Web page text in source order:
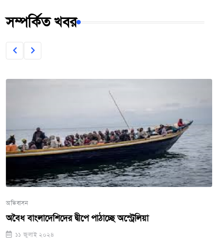
সম্পর্কিত খবর
অভিবাসন
অবৈধ বাংলাদেশিদের দ্বীপে পাঠাচ্ছে অস্ট্রেলিয়া
১১ জুলাই ২০২৪